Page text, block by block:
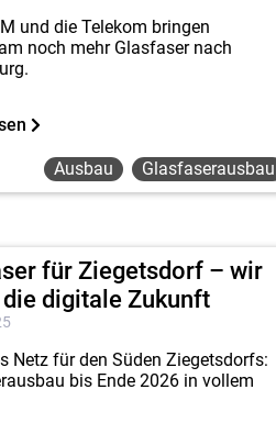
und die Telekom bringen
noch mehr Glasfaser nach
Ausbau Glasfaserausbau
für Ziegetsdorf – wir
die digitale Zukunft
Netz für den Süden Ziegetsdorfs:
bis Ende 2026 in vollem